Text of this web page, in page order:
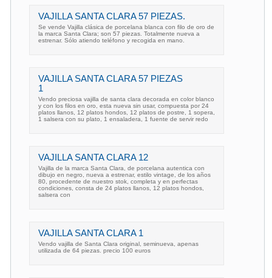
VAJILLA SANTA CLARA 57 PIEZAS.
Se vende Vajilla clásica de porcelana blanca con filo de oro de
la marca Santa Clara; son 57 piezas. Totalmente nueva a
estrenar. Sólo atiendo teléfono y recogida en mano.
VAJILLA SANTA CLARA 57 PIEZAS
1
Vendo preciosa vajilla de santa clara decorada en color blanco
y con los filos en oro, esta nueva sin usar, compuesta por 24
platos llanos, 12 platos hondos, 12 platos de postre, 1 sopera,
1 salsera con su plato, 1 ensaladera, 1 fuente de servir redo
VAJILLA SANTA CLARA 12
Vajilla de la marca Santa Clara, de porcelana autentica con
dibujo en negro, nueva a estrenar, estilo vintage, de los años
80, procedente de nuestro stok, completa y en perfectas
condiciones, consta de 24 platos llanos, 12 platos hondos,
salsera con
VAJILLA SANTA CLARA 1
Vendo vajilla de Santa Clara original, seminueva, apenas
utilizada de 64 piezas. precio 100 euros